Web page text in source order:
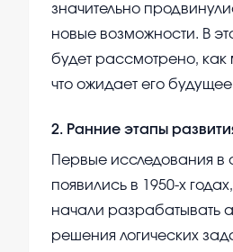
значительно
новые возможности. В
будет рассмотрено, как
что ожидает его
2. Ранние этапы
Первые исследования в
появились в 1950-х
начали разрабатывать
решения логических